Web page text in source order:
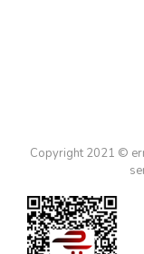
Copyright 2021 ©